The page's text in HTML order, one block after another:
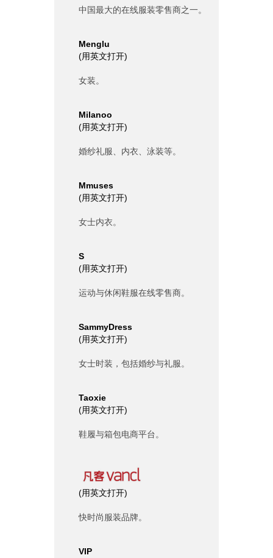
中国最大的在线服装零售商之一。
Menglu
(用英文打开)
女装。
Milanoo
(用英文打开)
婚纱礼服、内衣、泳装等。
Mmuses
(用英文打开)
女士内衣。
S
(用英文打开)
运动与休闲鞋服在线零售商。
SammyDress
(用英文打开)
女士时装，包括婚纱与礼服。
Taoxie
(用英文打开)
鞋履与箱包电商平台。
(用英文打开)
快时尚服装品牌。
VIP